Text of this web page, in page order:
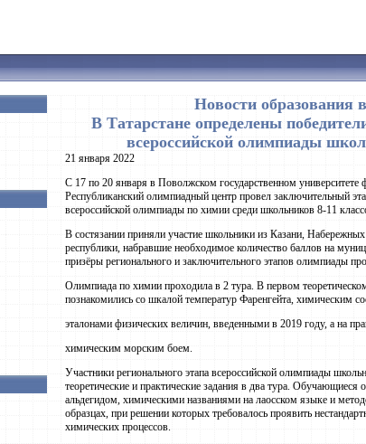
Новости образования
В Татарстане определены
всероссийской олимпиады
21 января 2022
С 17 по 20 января в Поволжском государственном университете
Республиканский олимпиадный центр провел заключительный
всероссийской олимпиады по химии среди школьников 8-11
В состязании приняли участие школьники из Казани,
республики, набравшие необходимое количество баллов на
призёры регионального и заключительного этапов олимпиады
Олимпиада по химии проходила в 2 тура. В первом
познакомились со шкалой температур Фаренгейта, химическим
эталонами физических величин, введенными в 2019 году, а на
химическим морским боем.
Участники регионального этапа всероссийской олимпиады
теоретические и практические задания в два тура.
альдегидом, химическими названиями на лаосском языке и
образцах, при решении которых требовалось проявить
химических процессов.